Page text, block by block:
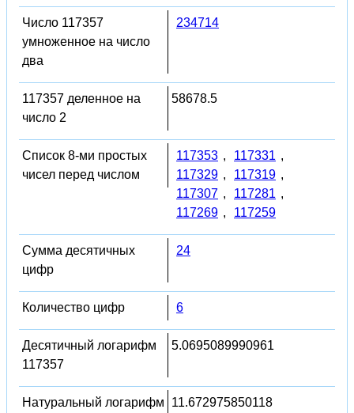
Число 117357
умноженное на число
два
234714
117357 деленное на
число 2
58678.5
Список 8-ми простых
чисел перед числом
117353 , 117331 ,
117329 , 117319 ,
117307 , 117281 ,
117269 , 117259
Сумма десятичных
цифр
24
Количество цифр 6
Десятичный логарифм
117357
5.0695089990961
Натуральный логарифм
11.672975850118